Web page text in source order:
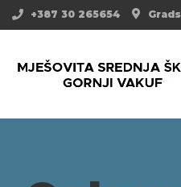
+387 30 265654